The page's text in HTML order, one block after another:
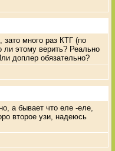
много раз КТГ (по
ли этому верить? Реально
доплер обязательно?
а бывает что еле -еле,
второе узи, надеюсь